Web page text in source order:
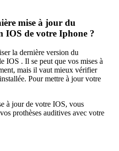
mise à jour du
IOS de votre Iphone ?
la dernière version du
IOS . Il se peut que vos mises à
mais il vaut mieux vérifier
Pour mettre à jour votre
à jour de votre IOS, vous
prothèses auditives avec votre